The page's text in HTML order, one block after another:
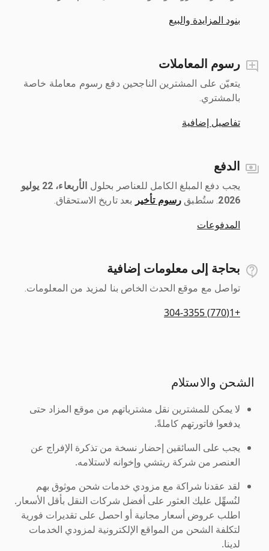
بنود المزايدة والبيع
رسوم المعاملات
يتعيّن على المشترين الناجحين دفع رسوم معاملة خاصة
بالمشتري.
تفاصيل إضافية
الدفع
يجب دفع المبلغ الكامل للعناصر بحلول ‎
الأربعاء، 22 يوليو
2026
رسوم تأخير بعد تاريخ الاستحقاق.
المدفوعات
بحاجة إلى معلومات إضافية
تواصل مع موقع الحدث الخاص بنا لمزيد من المعلومات.
+1(770) 304-3355
الشحن والاستلام
لا يمكن للمشترين نقل مشترياتهم من موقع المزاد حتى
يدفعوا فاتورتهم كاملةً.
يجب على السائقين إحضار نسخة من تذكرة الإفراج عن
العنصر من شركة ريتشي وإخوانه لاستلامه.
لقد عقدنا شراكة مع مزودي خدمات شحن موثوق بهم
لنُسهِّل عليك العثور على أفضل شركات النقل بأقل الأسعار.
اطلب عروض أسعار مجانية أو احصل على تقديرات فورية
لتكلفة الشحن من المواقع الإلكترونية لمزودي الخدمات
لدينا.